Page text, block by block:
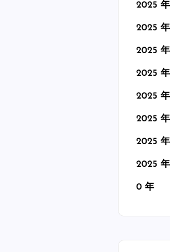
2025 年
2025
2025 年
2025 年
2025
2025 年
2025
2025 年
0 年